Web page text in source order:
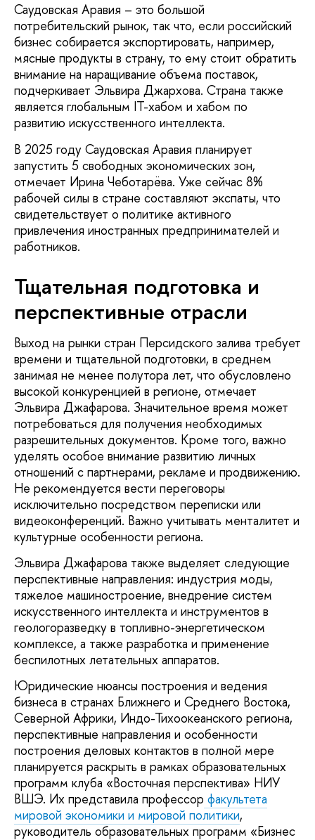
Саудовская Аравия – это большой
потребительский рынок, так что, если российский
бизнес собирается экспортировать, например,
мясные продукты в страну, то ему стоит обратить
внимание на наращивание объема поставок,
подчеркивает Эльвира Джархова. Страна также
является глобальным IT-хабом и хабом по
развитию искусственного интеллекта.
В 2025 году Саудовская Аравия планирует
запустить 5 свободных экономических зон,
отмечает Ирина Чеботарёва. Уже сейчас 8%
рабочей силы в стране составляют экспаты, что
свидетельствует о политике активного
привлечения иностранных предпринимателей и
работников.
Тщательная подготовка и
перспективные отрасли
Выход на рынки стран Персидского залива требует
времени и тщательной подготовки, в среднем
занимая не менее полутора лет, что обусловлено
высокой конкуренцией в регионе, отмечает
Эльвира Джафарова. Значительное время может
потребоваться для получения необходимых
разрешительных документов. Кроме того, важно
уделять особое внимание развитию личных
отношений с партнерами, рекламе и продвижению.
Не рекомендуется вести переговоры
исключительно посредством переписки или
видеоконференций. Важно учитывать менталитет и
культурные особенности региона.
Эльвира Джафарова также выделяет следующие
перспективные направления: индустрия моды,
тяжелое машиностроение, внедрение систем
искусственного интеллекта и инструментов в
геологоразведку в топливно-энергетическом
комплексе, а также разработка и применение
беспилотных летательных аппаратов.
Юридические нюансы построения и ведения
бизнеса в странах Ближнего и Среднего Востока,
Северной Африки, Индо-Тихоокеанского региона,
перспективные направления и особенности
построения деловых контактов в полной мере
планируется раскрыть в рамках образовательных
программ клуба «Восточная перспектива» НИУ
ВШЭ. Их представила профессор факультета
мировой экономики и мировой политики,
руководитель образовательных программ «Бизнес